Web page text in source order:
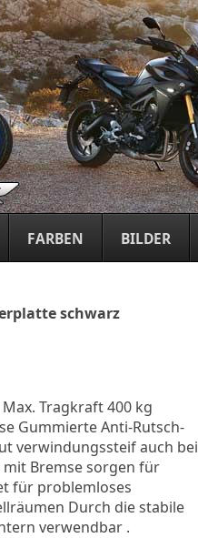
Springe
zum
Inhalt
FARBEN BILDER
schwarz
Tragkraft 400 kg
Gummierte Anti-Rutsch-
verwindungssteif auch bei
Bremse sorgen für
für problemloses
Durch die stabile
verwendbar .